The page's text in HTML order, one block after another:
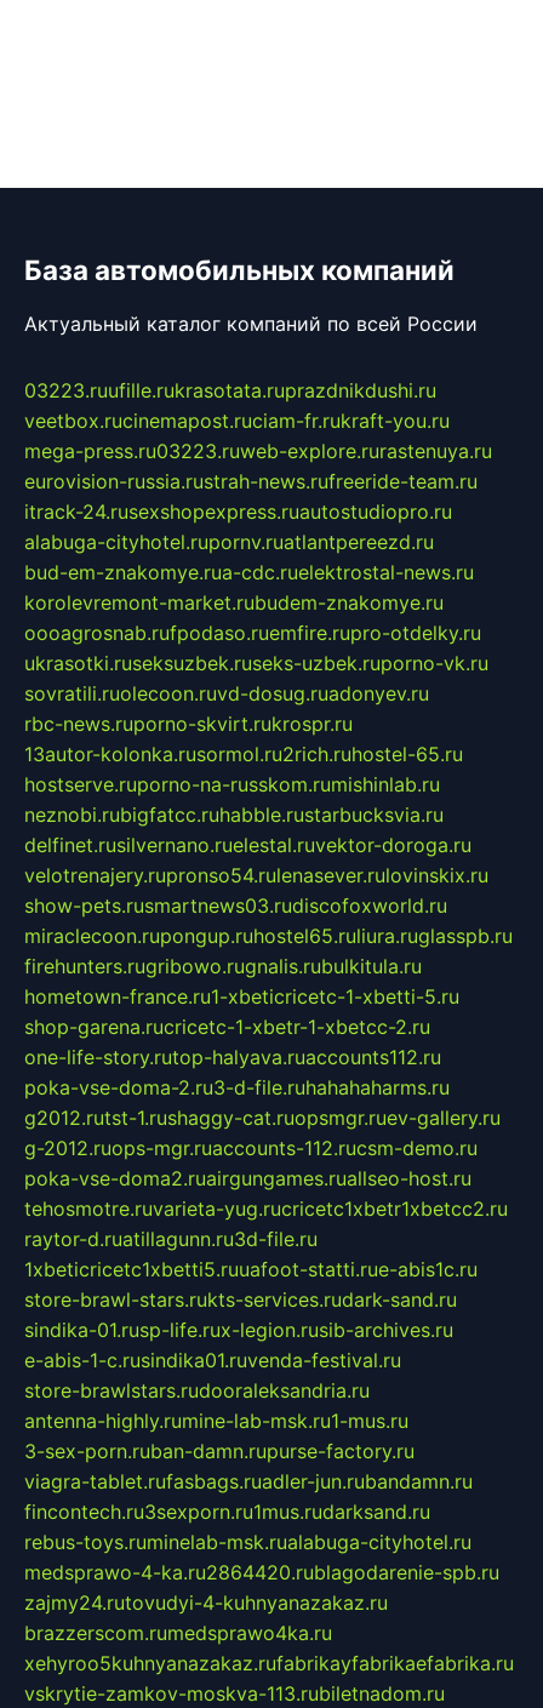
База автомобильных компаний
Актуальный каталог компаний по всей России
03223.ruufille.rukrasotata.ruprazdnikdushi.ru
veetbox.rucinemapost.ruciam-fr.rukraft-you.ru
mega-press.ru03223.ruweb-explore.rurastenuya.ru
eurovision-russia.rustrah-news.rufreeride-team.ru
itrack-24.rusexshopexpress.ruautostudiopro.ru
alabuga-cityhotel.rupornv.ruatlantpereezd.ru
bud-em-znakomye.rua-cdc.ruelektrostal-news.ru
korolevremont-market.rubudem-znakomye.ru
oooagrosnab.rufpodaso.ruemfire.rupro-otdelky.ru
ukrasotki.ruseksuzbek.ruseks-uzbek.ruporno-vk.ru
sovratili.ruolecoon.ruvd-dosug.ruadonyev.ru
rbc-news.ruporno-skvirt.rukrospr.ru
13autor-kolonka.rusormol.ru2rich.ruhostel-65.ru
hostserve.ruporno-na-russkom.rumishinlab.ru
neznobi.rubigfatcc.ruhabble.rustarbucksvia.ru
delfinet.rusilvernano.ruelestal.ruvektor-doroga.ru
velotrenajery.rupronso54.rulenasever.rulovinskix.ru
show-pets.rusmartnews03.rudiscofoxworld.ru
miraclecoon.rupongup.ruhostel65.ruliura.ruglasspb.ru
firehunters.rugribowo.rugnalis.rubulkitula.ru
hometown-france.ru1-xbeticricetc-1-xbetti-5.ru
shop-garena.rucricetc-1-xbetr-1-xbetcc-2.ru
one-life-story.rutop-halyava.ruaccounts112.ru
poka-vse-doma-2.ru3-d-file.ruhahahaharms.ru
g2012.rutst-1.rushaggy-cat.ruopsmgr.ruev-gallery.ru
g-2012.ruops-mgr.ruaccounts-112.rucsm-demo.ru
poka-vse-doma2.ruairgungames.ruallseo-host.ru
tehosmotre.ruvarieta-yug.rucricetc1xbetr1xbetcc2.ru
raytor-d.ruatillagunn.ru3d-file.ru
1xbeticricetc1xbetti5.ruuafoot-statti.rue-abis1c.ru
store-brawl-stars.rukts-services.rudark-sand.ru
sindika-01.rusp-life.rux-legion.rusib-archives.ru
e-abis-1-c.rusindika01.ruvenda-festival.ru
store-brawlstars.rudooraleksandria.ru
antenna-highly.rumine-lab-msk.ru1-mus.ru
3-sex-porn.ruban-damn.rupurse-factory.ru
viagra-tablet.rufasbags.ruadler-jun.rubandamn.ru
fincontech.ru3sexporn.ru1mus.rudarksand.ru
rebus-toys.ruminelab-msk.rualabuga-cityhotel.ru
medsprawo-4-ka.ru2864420.rublagodarenie-spb.ru
zajmy24.rutovudyi-4-kuhnyanazakaz.ru
brazzerscom.rumedsprawo4ka.ru
xehyroo5kuhnyanazakaz.rufabrikayfabrikaefabrika.ru
vskrytie-zamkov-moskva-113.rubiletnadom.ru